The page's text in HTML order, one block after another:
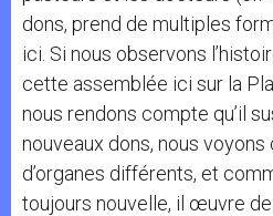
dons, prend de multiples
ici. Si nous observons
cette assemblée ici sur la
nous rendons compte qu’il
nouveaux dons, nous
d’organes différents, et
toujours nouvelle, il œuvre